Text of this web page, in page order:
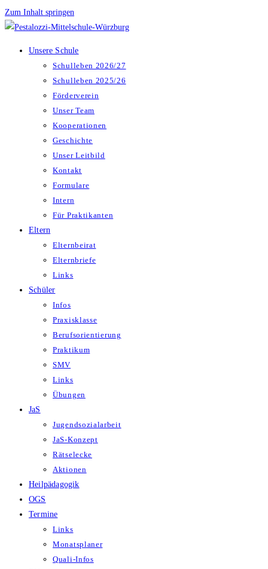
Zum Inhalt springen
Unsere Schule
Schulleben 2026/27
Schulleben 2025/26
Förderverein
Unser Team
Kooperationen
Geschichte
Unser Leitbild
Kontakt
Formulare
Intern
Für Praktikanten
Eltern
Elternbeirat
Elternbriefe
Links
Schüler
Infos
Praxisklasse
Berufsorientierung
Praktikum
SMV
Links
Übungen
JaS
Jugendsozialarbeit
JaS-Konzept
Rätselecke
Aktionen
Heilpädagogik
OGS
Termine
Links
Monatsplaner
Quali-Infos